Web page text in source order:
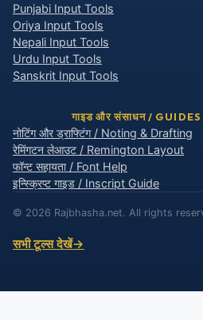
Punjabi Input Tools
Oriya Input Tools
Nepali Input Tools
Urdu Input Tools
Sanskrit Input Tools
गाइड और संसाधन / GUIDES
नोटिंग और ड्राफ्टिंग / Noting & Drafting
रेमिंगटन लेआउट / Remington Layout
फॉन्ट सहायता / Font Help
इन्स्क्रिप्ट गाइड / Inscript Guide
© 2026 Rajbhasha.net. All rights
सभी टूल्स देखें